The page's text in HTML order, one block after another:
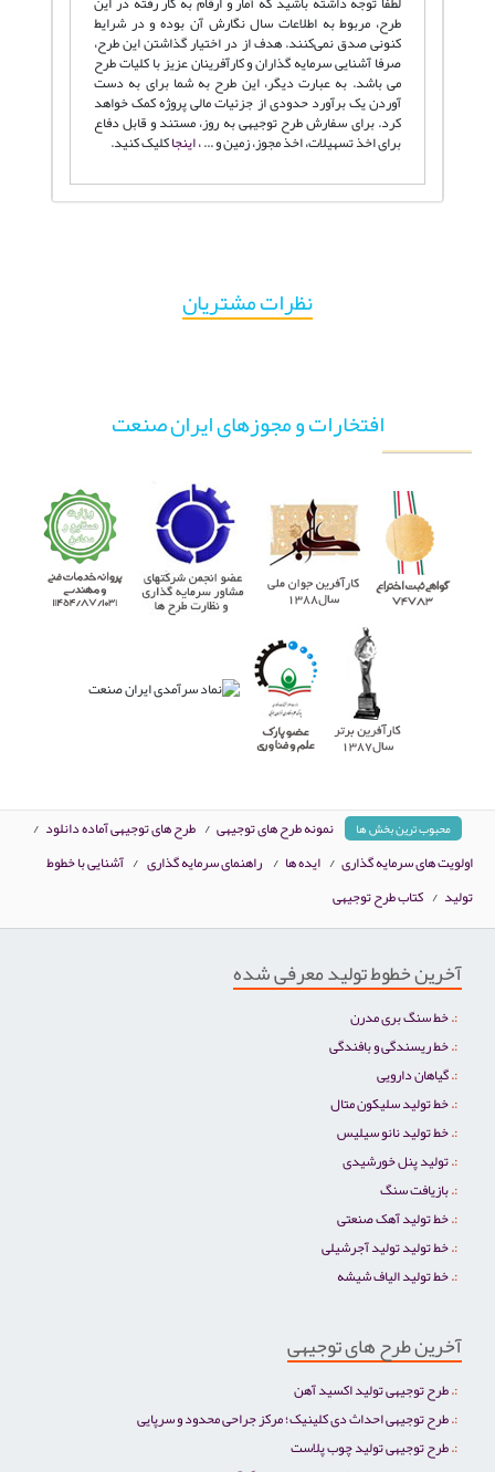
طرح، مربوط به اطلاعات سال نگارش آن بوده و در شرایط
کنونی صدق نمی‌کنند. هدف از در اختیار گذاشتن این طرح،
صرفا آشنایی سرمایه گذاران و کارآفرینان عزیز با کلیات طرح
می باشد. به عبارت دیگر، این طرح به شما برای به دست
آوردن یک برآورد حدودی از جزئیات مالی پروژه کمک خواهد
کرد. برای سفارش طرح توجیهی به روز، مستند و قابل دفاع
برای اخذ تسهیلات، اخذ مجوز، زمین و ... ،اینجاکلیک کنید.
نظرات مشتریان
افتخارات و مجوزهای ایران صنعت
محبوب ترین بخش ها نمونه طرح های توجیهی / طرح های توجیهی آماده دانلود /
اولویت های سرمایه گذاری / ایده ها / راهنمای سرمایه گذاری / آشنایی با خطوط
تولید / کتاب طرح توجیهی
آخرین خطوط تولید معرفی شده
خط سنگ بری مدرن
خط ریسندگی و بافندگی
گیاهان دارویی
خط تولید سلیکون متال
خط تولید نانو سیلیس
تولید پنل خورشیدی
بازیافت سنگ
خط تولید آهک صنعتی
خط تولید تولید آجرشیلی
خط تولید الیاف شیشه
آخرین طرح های توجیهی
طرح توجیهی تولید اکسید آهن
طرح توجیهی احداث دی کلینیک؛ مرکز جراحی محدود و سرپایی
طرح توجیهی تولید چوب پلاست